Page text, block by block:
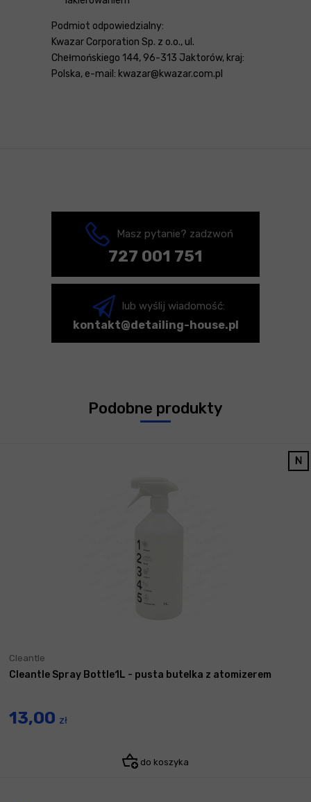
Podmiot odpowiedzialny:
Kwazar Corporation Sp. z o.o., ul.
Chełmońskiego 144, 96-313 Jaktorów, kraj:
Polska, e-mail: kwazar@kwazar.com.pl
Masz pytanie? zadzwoń
727 001 751
lub wyślij wiadomość:
kontakt@detailing-house.pl
Podobne produkty
Cleantle
Cleantle Spray Bottle1L - pusta butelka z atomizerem
13,00 zł
do koszyka